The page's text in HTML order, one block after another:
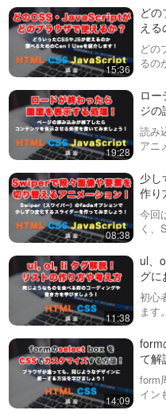
この変更のメリッ
固定されているた
の結果が変わらない
前は記述の順番に
なり、それによっ
ましたが、新しい方
不要です。
さらに、この変更に
パティの独立した指
雑な動きをシンプ
になりました。例
がらロテーション
メーションが容易
ロ
15:36
ど
え
見
どの
るの
す。
人も
19:28
ロ
ジの
ショ
読み
アニ
が、
させ
08:38
少し
作り
ン
プ
ン
今回
く、
イン
める
11:38
ul、
グに
初心
ます
かな
で理
14:09
form
て解
スタ
form
イン